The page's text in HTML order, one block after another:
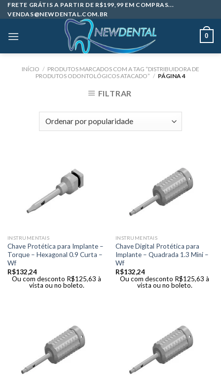
Skip
to
FRETE GRÁTIS A PARTIR DE R$199,99 EM COMPRAS...
VENDAS@NEWDENTAL.COM.BR
0
INÍCIO / PRODUTOS MARCADOS COM A TAG “DISTRIBUIDORA DE
PRODUTOS ODONTOLÓGICOS ATACADO” / PÁGINA 4
FILTRAR
INSTRUMENTAIS
Chave Protética para Implante –
Torque – Hexagonal 0.9 Curta –
Wf
R$132,24
Ou com desconto R$125,63 à
vista ou no boleto.
INSTRUMENTAIS
Chave Digital Protética para
Implante – Quadrada 1.3 Mini –
Wf
R$132,24
Ou com desconto R$125,63 à
vista ou no boleto.